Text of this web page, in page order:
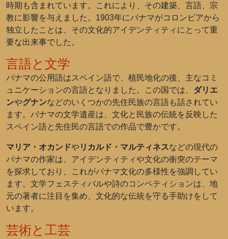
時期も含まれています。これにより、その建築、言語、宗
教に影響を与えました。1903年にパナマがコロンビアから
独立したことは、その文化的アイデンティティにとって重
要な出来事でした。
言語と文学
パナマの公用語はスペイン語で、植民地化の後、主なコミ
ュニケーションの言語となりました。この国では、 ダリエ
ンやグナンなどのいくつかの先住民族の言語も話されてい
ます。パナマの文学遺産は、文化と民族の伝統を反映した
スペイン語と先住民の言語での作品で豊かです。
マリア・オカンドやリカルド・マルティネスなどの現代の
パナマの作家は、アイデンティティや文化の衝突のテーマ
を探求しており、これがパナマ文化の多様性を強調してい
ます。文学フェスティバルや詩のコンペティションは、地
元の著者に注目を集め、文化的な伝統を守る手助けをして
います。
芸術と工芸